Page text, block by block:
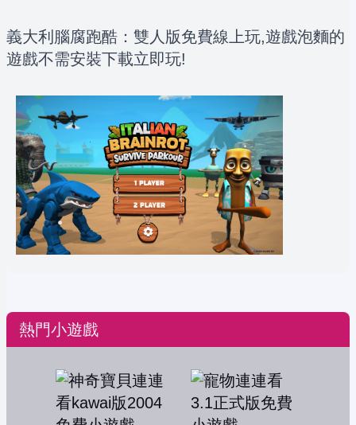
義大利腦腐跑酷：雙人版免費線上玩,遊戲泡麵的
遊戲不需安裝下載立即玩!
熱門小遊戲